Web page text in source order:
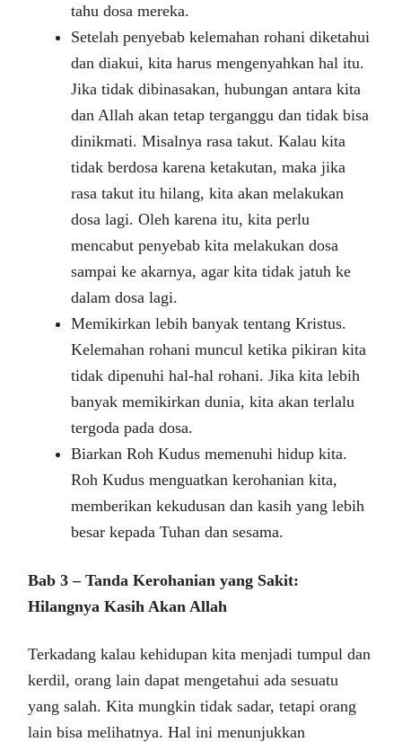
tahu dosa mereka.
Setelah penyebab kelemahan rohani diketahui
dan diakui, kita harus mengenyahkan hal itu.
Jika tidak dibinasakan, hubungan antara kita
dan Allah akan tetap terganggu dan tidak bisa
dinikmati. Misalnya rasa takut. Kalau kita
tidak berdosa karena ketakutan, maka jika
rasa takut itu hilang, kita akan melakukan
dosa lagi. Oleh karena itu, kita perlu
mencabut penyebab kita melakukan dosa
sampai ke akarnya, agar kita tidak jatuh ke
dalam dosa lagi.
Memikirkan lebih banyak tentang Kristus.
Kelemahan rohani muncul ketika pikiran kita
tidak dipenuhi hal-hal rohani. Jika kita lebih
banyak memikirkan dunia, kita akan terlalu
tergoda pada dosa.
Biarkan Roh Kudus memenuhi hidup kita.
Roh Kudus menguatkan kerohanian kita,
memberikan kekudusan dan kasih yang lebih
besar kepada Tuhan dan sesama.
Bab 3 – Tanda Kerohanian yang Sakit:
Hilangnya Kasih Akan Allah
Terkadang kalau kehidupan kita menjadi tumpul dan
kerdil, orang lain dapat mengetahui ada sesuatu
yang salah. Kita mungkin tidak sadar, tetapi orang
lain bisa melihatnya. Hal ini menunjukkan